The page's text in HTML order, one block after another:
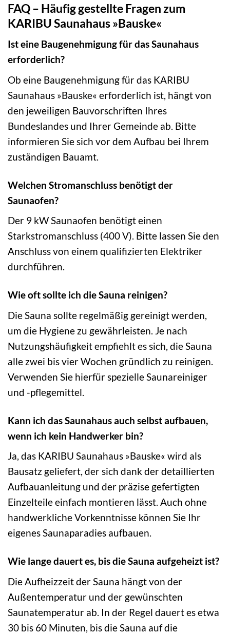
FAQ – Häufig gestellte Fragen zum
KARIBU Saunahaus »Bauske«
Ist eine Baugenehmigung für das Saunahaus
erforderlich?
Ob eine Baugenehmigung für das KARIBU
Saunahaus »Bauske« erforderlich ist, hängt von
den jeweiligen Bauvorschriften Ihres
Bundeslandes und Ihrer Gemeinde ab. Bitte
informieren Sie sich vor dem Aufbau bei Ihrem
zuständigen Bauamt.
Welchen Stromanschluss benötigt der
Saunaofen?
Der 9 kW Saunaofen benötigt einen
Starkstromanschluss (400 V). Bitte lassen Sie den
Anschluss von einem qualifizierten Elektriker
durchführen.
Wie oft sollte ich die Sauna reinigen?
Die Sauna sollte regelmäßig gereinigt werden,
um die Hygiene zu gewährleisten. Je nach
Nutzungshäufigkeit empfiehlt es sich, die Sauna
alle zwei bis vier Wochen gründlich zu reinigen.
Verwenden Sie hierfür spezielle Saunareiniger
und -pflegemittel.
Kann ich das Saunahaus auch selbst aufbauen,
wenn ich kein Handwerker bin?
Ja, das KARIBU Saunahaus »Bauske« wird als
Bausatz geliefert, der sich dank der detaillierten
Aufbauanleitung und der präzise gefertigten
Einzelteile einfach montieren lässt. Auch ohne
handwerkliche Vorkenntnisse können Sie Ihr
eigenes Saunaparadies aufbauen.
Wie lange dauert es, bis die Sauna aufgeheizt ist?
Die Aufheizzeit der Sauna hängt von der
Außentemperatur und der gewünschten
Saunatemperatur ab. In der Regel dauert es etwa
30 bis 60 Minuten, bis die Sauna auf die